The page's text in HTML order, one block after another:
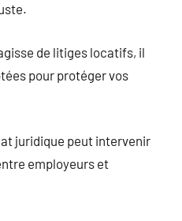
de litiges locatifs, il
pour protéger vos
juridique peut intervenir
employeurs et